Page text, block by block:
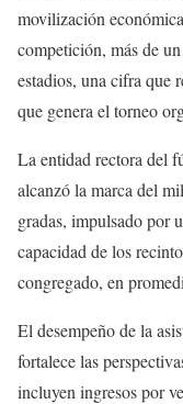
movilización
competición, más de
estadios, una cifra que
que genera el torneo
La entidad rectora del
alcanzó la marca del
gradas, impulsado por
capacidad de los
congregado, en
El desempeño de la
fortalece las
incluyen ingresos por